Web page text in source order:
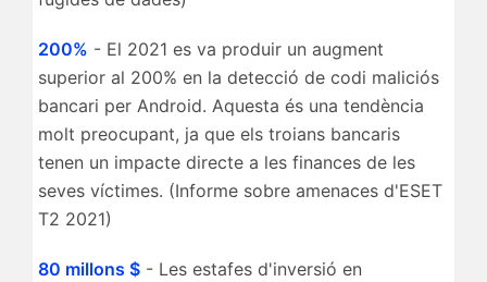
200% - El 2021 es va produir un augment
superior al 200% en la detecció de codi maliciós
bancari per Android. Aquesta és una tendència
molt preocupant, ja que els troians bancaris
tenen un impacte directe a les finances de les
seves víctimes. (Informe sobre amenaces d'ESET
T2 2021)
80 millons $ - Les estafes d'inversió en